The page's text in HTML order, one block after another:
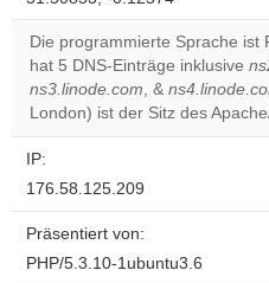
Die programmierte Sprache ist
hat 5 DNS-Einträge inklusive
ns3.linode.com, &
London) ist der Sitz des
IP:
176.58.125.209
Präsentiert von:
PHP/5.3.10-1ubuntu3.6